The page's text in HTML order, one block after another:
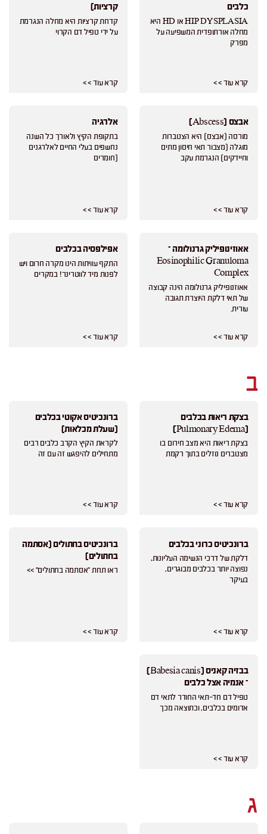
כלבים
HIP DYSPLASIA או HD היא
מחלה אורתופדית המשפיעה על
מפרק
קרא עוד > >
קרציות)
קדחת קרציות היא מחלה הנגרמת
על ידי טפיל דם הקרוי
קרא עוד > >
אבצס (Abscess)
מורסה (אבצס) היא הצטברות
מוגלה (מצבור תאי חיסון מתים
וחיידקים) הנגרמת עקב
קרא עוד > >
אלרגיה
בתקופת הקיץ ולאורך כל השנה
נחשפים בעלי החיים לאלרגנים
(חומרים
קרא עוד > >
אאוזינופיליק גרנולומה –
Eosinophilic Granuloma
Complex
אאוזנופיליק גרנולומה הינה קבוצה
של תאי דלקת היוצרת תגובה
עורית.
קרא עוד > >
אפילפסיה בכלבים
התקף עוויתות הינו מקרה חרום ויש
לפנות מיד לווטרינר! במקרים
קרא עוד > >
ב
בצקת ריאות בכלבים
(Pulmonary Edema)
בצקת ריאות היא מצב חירום בו
מצטברים נוזלים בתוך רקמת
קרא עוד > >
ברונכיטיס אקוטי בכלבים
(שעלת מכלאות)
לקראת הקיץ הקרב כלבים רבים
מתחילים להיפגש זה עם זה
קרא עוד > >
ברונכיטיס כרוני בכלבים
דלקת של דרכי הנשימה העליונות,
נפוצה יותר בכלבים מבוגרים,
בעיקר
קרא עוד > >
ברונכיטיס בחתולים (אסתמה
בחתולים)
ראו תחת "אסתמה בחתולים" >>
קרא עוד > >
בבזיה קאניס (Babesia canis)
– אנמיה אצל כלבים
טפיל דם חד-תאי החודר לתאי דם
אדומים בכלבים, וכתוצאה מכך
קרא עוד > >
ג